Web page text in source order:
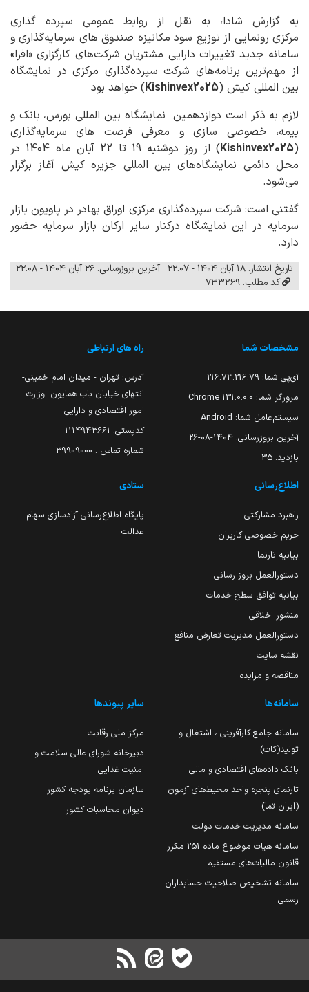
به گزارش شادا، به نقل از روابط عمومی سپرده گذاری
مرکزی رونمایی از توزیع سود مکانیزه صندوق های سرمایه‌گذاری و
سامانه جدید تغییرات دارایی مشتریان شرکت‌های کارگزاری «افرا»
از مهم‌ترین برنامه‌های شرکت سپرده‌گذاری مرکزی در نمایشگاه
بین المللی کیش (Kishinvex2025) خواهد بود
لازم به ذکر است دوازدهمین نمایشگاه بین المللی بورس، بانک و
بیمه، خصوصی سازی و معرفی فرصت های سرمایه‌گذاری
(
Kishinvex2025
) از روز دوشنبه 19 تا 22 آبان ماه 1404 در
محل دائمی نمایشگاه‌های بین المللی جزیره کیش آغاز برگزار
می‌شود.
گفتنی است: شرکت سپرده‌گذاری مرکزی اوراق بهادر در پاویون بازار
سرمایه در این نمایشگاه درکنار سایر ارکان بازار سرمایه حضور
دارد.
تاریخ انتشار: ۱۸ آبان ۱۴۰۴ - ۲۲:۰۷
آخرین بروزرسانی: ۲۶ آبان ۱۴۰۴ - ۲۲:۰۸
کد مطلب: 733269
مشخصات شما
آی‌پی شما: 216.73.216.79
مرورگر شما: 131.0.0.0 Chrome
سیستم‌عامل شما: Android
آخرین بروزرسانی: ۱۴۰۴-۰۸-۲۶
بازدید: 35
راه های ارتباطی
آدرس: تهران - میدان امام خمینی-
انتهای خیابان باب همایون- وزارت
امور اقتصادی و دارایی
کدپستی: ۱۱۱۴۹۴۳۶۶۱
شماره تماس : 39909000
اطلاع‌رسانی
راهبرد مشارکتی
حریم خصوصی کاربران
بیانیه تارنما
دستورالعمل بروز رسانی
بیانیه توافق سطح خدمات
منشور اخلاقی
دستورالعمل مدیریت تعارض منافع
نقشه سایت
مناقصه و مزایده
ستادی
پایگاه اطلاع‌رسانی آزادسازی سهام
عدالت
سامانه‌ها
سامانه جامع کارآفرینی ، اشتغال و
تولید(کات)
بانک داده‌های اقتصادی و مالی
تارنمای پنجره واحد محیط‌های آزمون
(ایران تما)
سامانه مدیریت خدمات دولت
سامانه هیات موضوع ماده 251 مکرر
قانون مالیات‌های مستقیم
سامانه تشخیص صلاحیت حسابداران
رسمی
سایر پیوندها
مرکز ملی رقابت
دبیرخانه شورای عالی سلامت و
امنیت غذایی
سازمان برنامه بودجه کشور
دیوان محاسبات کشور